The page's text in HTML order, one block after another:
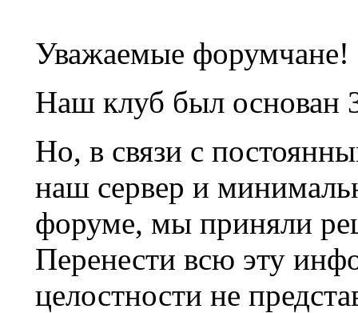
Уважаемые форумчане!
Наш клуб был основан
Но, в связи с
наш сервер и
форуме, мы приняли
Перенести всю эту
целостности не